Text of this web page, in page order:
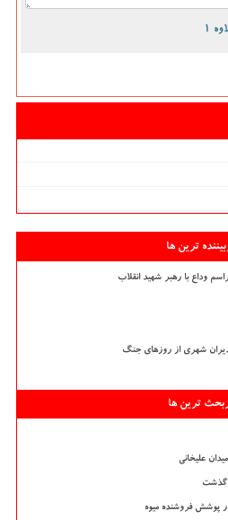
ترین ها
وداع با رهبر شهید انقلاب
شهری از روزهای جنگ
ترین ها
علیخانی